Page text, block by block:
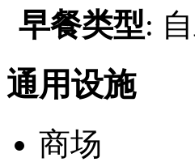
早餐类型:
通用设施
商场